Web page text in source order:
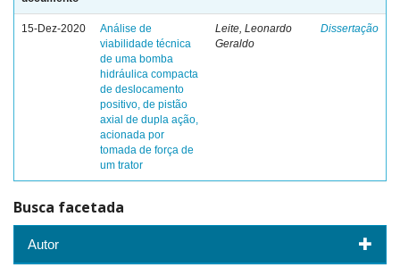
15-Dez-2020
Análise de
viabilidade técnica
de uma bomba
hidráulica compacta
de deslocamento
positivo, de pistão
axial de dupla ação,
acionada por
tomada de força de
um trator
Leite, Leonardo
Geraldo
Dissertação
Busca facetada
Autor